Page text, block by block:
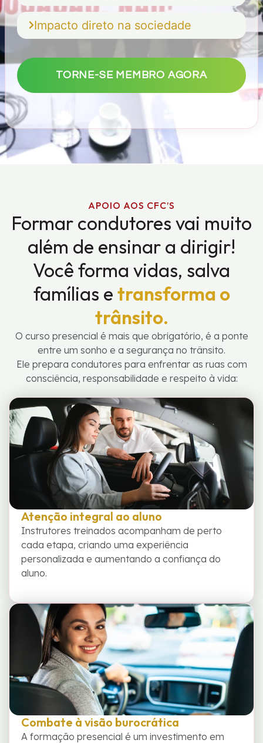
Impacto direto na sociedade
TORNE-SE MEMBRO AGORA
APOIO AOS CFC’S
Formar condutores vai muito
além de ensinar a dirigir!
Você forma vidas, salva
famílias e transforma o
trânsito.
O curso presencial é mais que obrigatório, é a ponte
entre um sonho e a segurança no trânsito.
Ele prepara condutores para enfrentar as ruas com
consciência, responsabilidade e respeito à vida:
Atenção integral ao aluno
Instrutores treinados acompanham de perto
cada etapa, criando uma experiência
personalizada e aumentando a confiança do
aluno.
Combate à visão burocrática
A formação presencial é um investimento em